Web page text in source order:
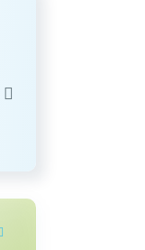
Беларусь